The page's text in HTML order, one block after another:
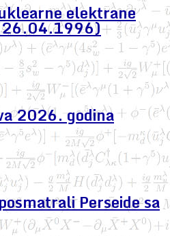
elektrane
2026. godina
Perseide sa